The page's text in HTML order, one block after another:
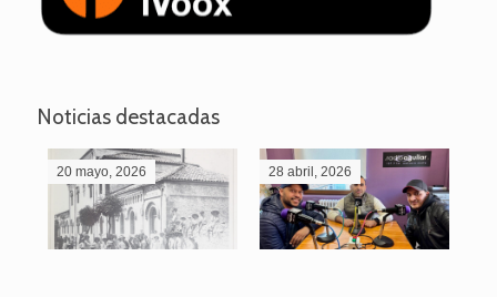
Noticias destacadas
20 mayo, 2026 28 abril, 2026